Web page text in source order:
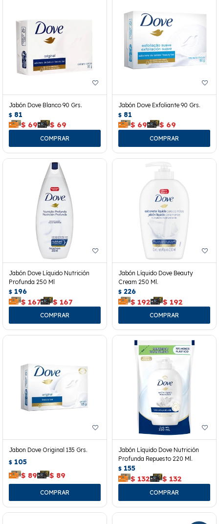
Jabón Dove Blanco 90 Grs.
$ 81
$ 69 $ 69
Jabón Dove Exfoliante 90 Grs.
$ 81
$ 69 $ 69
Jabón Dove Líquido Nutrición
Profunda 250 Ml
$ 196
$ 167 $ 167
Jabón Líquido Dove Beauty
Cream 250 Ml.
$ 226
$ 192 $ 192
Jabon Dove Original 135 Grs.
$ 105
$ 89 $ 89
Jabón Líquido Dove Nutrición
Profunda Repuesto 220 Ml.
$ 155
$ 132 $ 132